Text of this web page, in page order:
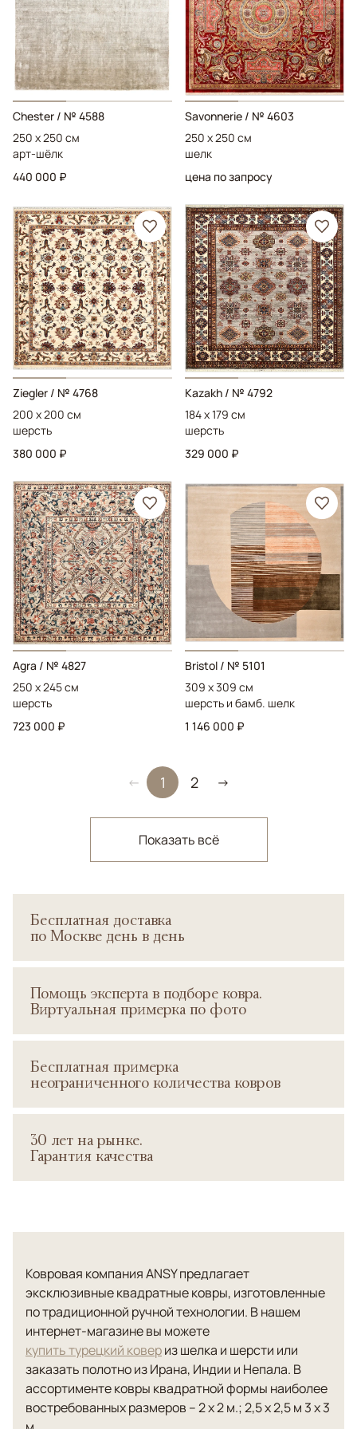
Chester / № 4588
250 x 250 см
арт-шёлк
440 000 ₽
Savonnerie / № 4603
250 x 250 см
шелк
цена по запросу
Ziegler / № 4768
200 x 200 см
шерсть
380 000 ₽
Kazakh / № 4792
184 x 179 см
шерсть
329 000 ₽
Agra / № 4827
250 x 245 см
шерсть
723 000 ₽
Bristol / № 5101
309 x 309 см
шерсть и бамб. шелк
1 146 000 ₽
← 1 2 →
Показать всё
Бесплатная доставка
по Москве день в день
Помощь эксперта в подборе ковра.
Виртуальная примерка по фото
Бесплатная примерка
неограниченного количества ковров
30 лет на рынке.
Гарантия качества
Ковровая компания ANSY предлагает
эксклюзивные квадратные ковры, изготовленные
по традиционной ручной технологии. В нашем
интернет-магазине вы можете
купить турецкий ковериз шелка и шерсти или
заказать полотно из Ирана, Индии и Непала. В
ассортименте ковры квадратной формы наиболее
востребованных размеров – 2 х 2 м.; 2,5 х 2,5 м 3 х 3